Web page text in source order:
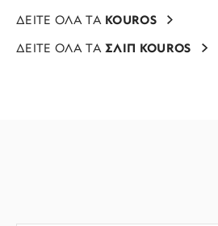
ΔΕΙΤΕ ΟΛΑ ΤΑ KOUROS
ΔΕΙΤΕ ΟΛΑ ΤΑΣΛΙΠ KOUROS